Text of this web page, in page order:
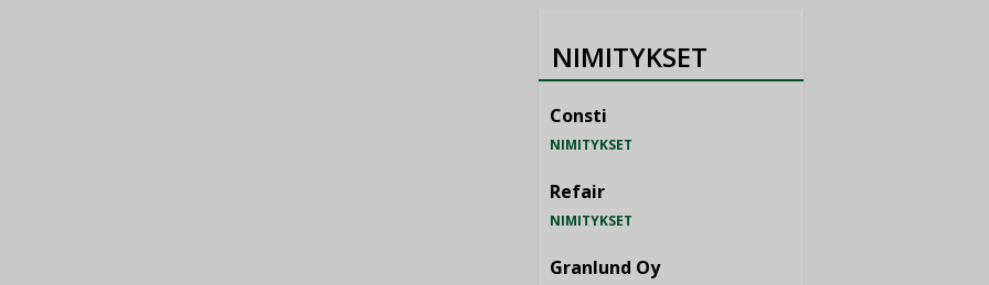
NIMITYKSET
Consti
NIMITYKSET
Refair
NIMITYKSET
Granlund Oy